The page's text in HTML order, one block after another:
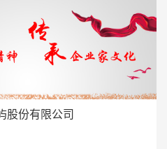
股份有限公司